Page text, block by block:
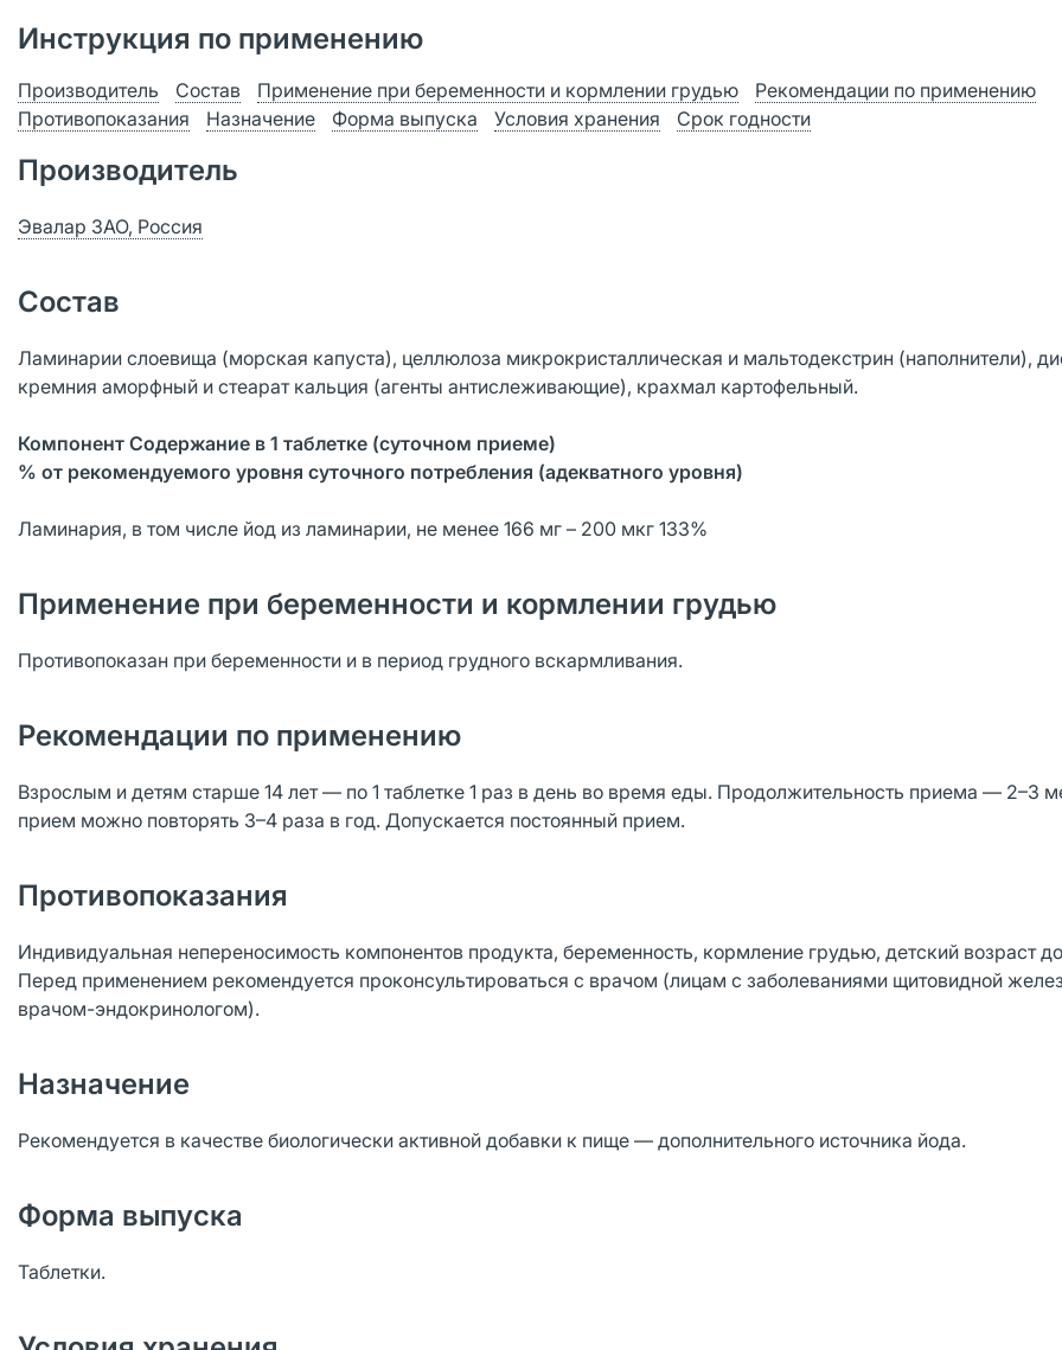
Инструкция по применению
Производитель Состав Применение при беременности и кормлении грудью
Рекомендации по применению
Противопоказания
Назначение Форма выпуска Условия хранения Срок годности
Производитель
Эвалар ЗАО, Россия
Состав
Ламинарии слоевища (морская капуста), целлюлоза микрокристаллическая и мальтодекстрин (наполнители),
кремния аморфный и стеарат кальция (агенты антислеживающие), крахмал картофельный.
Компонент Содержание в 1 таблетке (суточном приеме)
% от рекомендуемого уровня суточного потребления (адекватного уровня)
Ламинария, в том числе йод из ламинарии, не менее 166 мг – 200 мкг 133%
Применение при беременности и кормлении грудью
Противопоказан при беременности и в период грудного вскармливания.
Рекомендации по применению
Взрослым и детям старше 14 лет — по 1 таблетке 1 раз в день во время еды. Продолжительность приема — 2–3
прием можно повторять 3–4 раза в год. Допускается постоянный прием.
Противопоказания
Индивидуальная непереносимость компонентов продукта, беременность, кормление грудью, детский возраст до
Перед применением рекомендуется проконсультироваться с врачом (лицам с заболеваниями щитовидной
врачом-эндокринологом).
Назначение
Рекомендуется в качестве биологически активной добавки к пище — дополнительного источника йода.
Форма выпуска
Таблетки.